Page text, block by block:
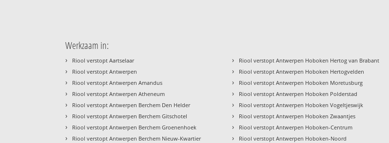
Werkzaam in:
› Riool verstopt Aartselaar
› Riool verstopt Antwerpen
› Riool verstopt Antwerpen Amandus
› Riool verstopt Antwerpen Atheneum
› Riool verstopt Antwerpen Berchem Den Helder
› Riool verstopt Antwerpen Berchem Gitschotel
› Riool verstopt Antwerpen Berchem Groenenhoek
› Riool verstopt Antwerpen Berchem Nieuw-Kwartier
› Riool verstopt Antwerpen Hoboken Hertog van Brabant
› Riool verstopt Antwerpen Hoboken Hertogvelden
› Riool verstopt Antwerpen Hoboken Moretusburg
› Riool verstopt Antwerpen Hoboken Polderstad
› Riool verstopt Antwerpen Hoboken Vogeltjeswijk
› Riool verstopt Antwerpen Hoboken Zwaantjes
› Riool verstopt Antwerpen Hoboken-Centrum
› Riool verstopt Antwerpen Hoboken-Noord